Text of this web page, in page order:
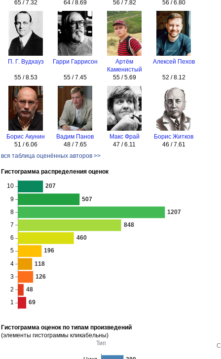
65 / 7.32
64 / 8.69 56 / 7.82 56 / 6.80
П. Г. Вудхауз
55 / 8.53
Гарри Гаррисон
55 / 7.45
Артём
Каменистый
55 / 5.69
Алексей Пехов
52 / 8.12
Борис Акунин
51 / 6.06
Вадим Панов
48 / 7.65
Макс Фрай
47 / 6.11
Борис Житков
46 / 7.61
вся таблица оценённых авторов >>
Гистограмма распределения оценок
Гистограмма оценок по типам произведений
(элементы гистограммы кликабельны)